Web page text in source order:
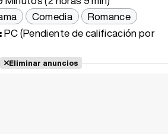
Comedia
Romance
PC (Pendiente de calificación por
Eliminar anuncios